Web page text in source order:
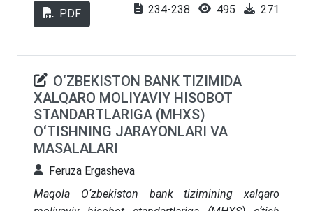
muvofiq uyg’unlashtirish masalalari,
transformatsiya qilish bosqichlari keltirib o‘tilgan
qilingan
PDF 234-238 495 271
O‘ZBEKISTON BANK TIZIMIDA
XALQARO MOLIYAVIY HISOBOT
STANDARTLARIGA (MHXS)
O‘TISHNING JARAYONLARI VA
MASALALARI
Feruza Ergasheva
Maqola O‘zbekiston bank tizimining xalqaro